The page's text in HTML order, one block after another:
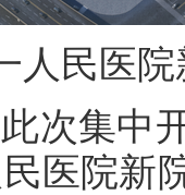
人民医
次集中
医院新